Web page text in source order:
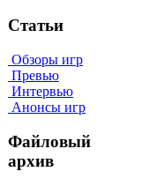
Статьи
Обзоры игр
Превью
Интервью
Анонсы игр
Файловый
архив